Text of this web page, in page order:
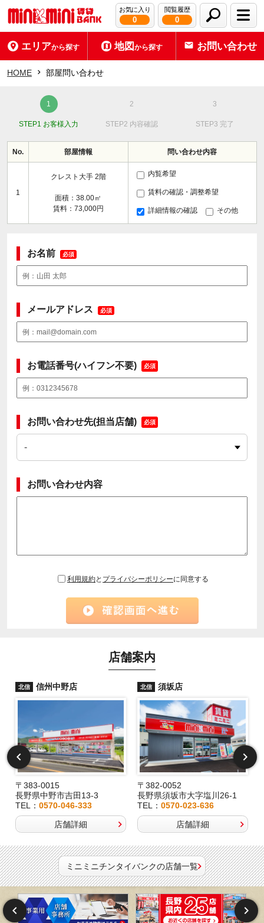
お気に入り
0
閲覧履歴
0
エリアから探す 地図から探す お問い合わせ
HOME 部屋問い合わせ
STEP1 お客様入力 STEP2 内容確認 STEP3 完了
No. 部屋情報 問い合わせ内容
1
クレスト大手 2階
面積：38.00㎡
賃料：73,000円
内覧希望
賃料の確認・調整希望
詳細情報の確認 その他
お名前 必須
メールアドレス 必須
お電話番号(ハイフン不要) 必須
お問い合わせ先(担当店舗) 必須
お問い合わせ内容
利用規約と プライバシーポリシーに同意する
店舗案内
北信 信州中野店
〒383-0015
長野県中野市吉田13-3
TEL： 0570-046-333
店舗詳細
北信 須坂店
〒382-0052
長野県須坂市大字塩川26-1
TEL：0570-023-636
店舗詳細
ミニミニチンタイバンクの店舗一覧